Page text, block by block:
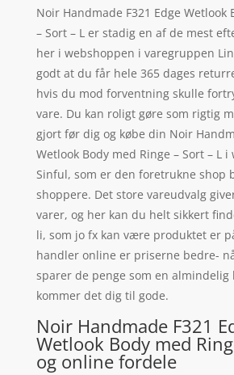
Noir Handmade F321 Edge Wetlook
– Sort – L er stadig en af de mest
her i webshoppen i varegruppen
godt at du får hele 365 dages
hvis du mod forventning skulle
vare. Du kan roligt gøre som rigtig
gjort før dig og købe din Noir
Wetlook Body med Ringe – Sort – L
Sinful, som er den foretrukne shop
shoppere. Det store vareudvalg
varer, og her kan du helt sikkert
li, som jo fx kan være produktet er
handler online er priserne bedre-
sparer de penge som en almindelig
kommer det dig til gode.
Noir Handmade F321
Wetlook Body med
og online fordele